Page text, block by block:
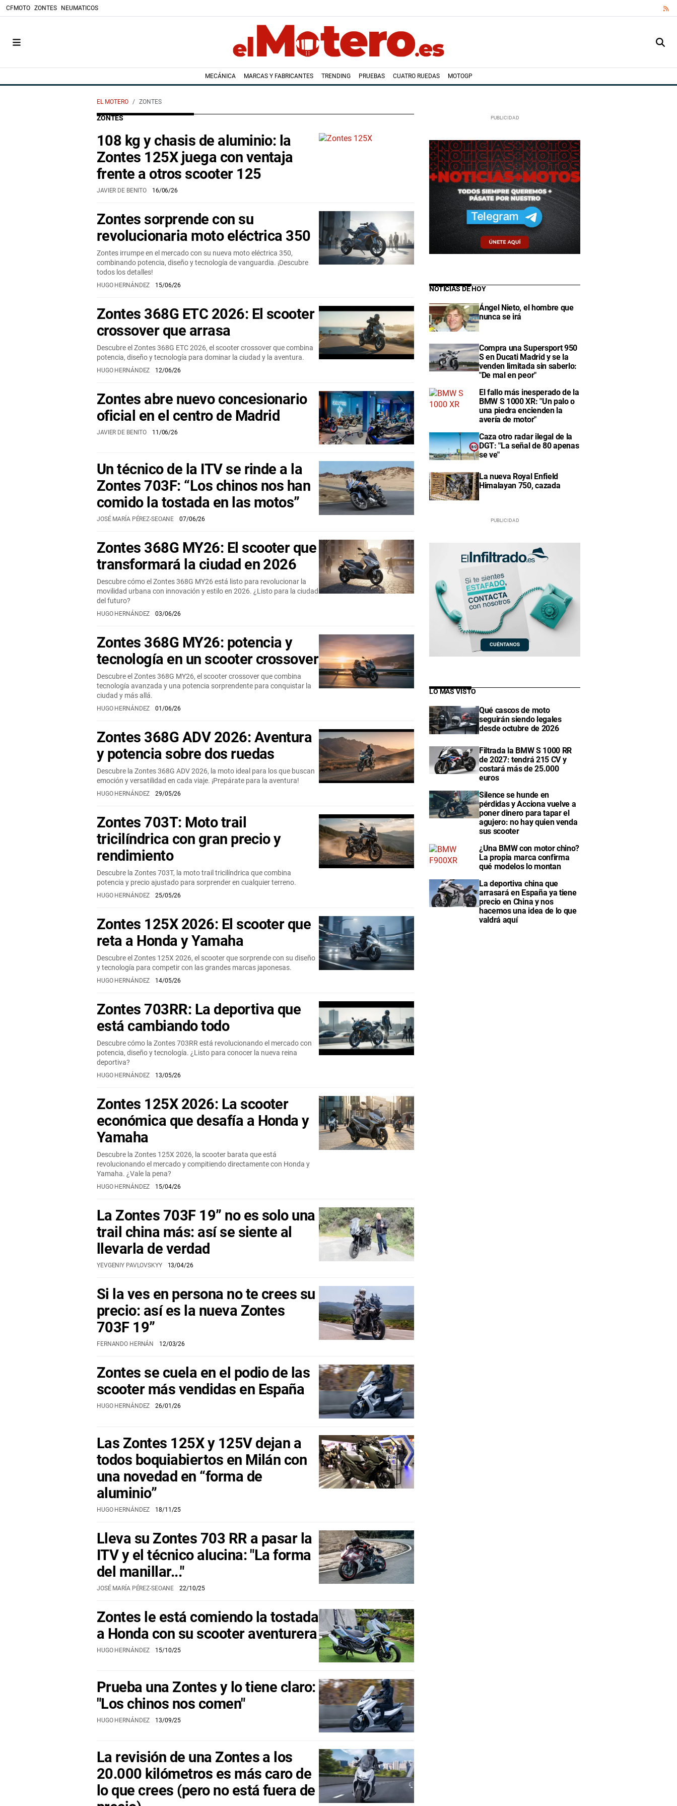
CFMOTO ZONTES NEUMATICOS
MECÁNICA MARCAS Y FABRICANTES TRENDING PRUEBAS CUATRO RUEDAS MOTOGP
EL MOTERO ZONTES
ZONTES
108 kg y chasis de aluminio: la
Zontes 125X juega con ventaja
frente a otros scooter 125
JAVIER DE BENITO 16/06/26
Zontes sorprende con su
revolucionaria moto eléctrica 350
Zontes irrumpe en el mercado con su nueva moto eléctrica 350,
combinando potencia, diseño y tecnología de vanguardia. ¡Descubre
todos los detalles!
HUGO HERNÁNDEZ 15/06/26
Zontes 368G ETC 2026: El scooter
crossover que arrasa
Descubre el Zontes 368G ETC 2026, el scooter crossover que combina
potencia, diseño y tecnología para dominar la ciudad y la aventura.
HUGO HERNÁNDEZ 12/06/26
Zontes abre nuevo concesionario
oficial en el centro de Madrid
JAVIER DE BENITO 11/06/26
Un técnico de la ITV se rinde a la
Zontes 703F: “Los chinos nos han
comido la tostada en las motos”
JOSÉ MARÍA PÉREZ-SEOANE 07/06/26
Zontes 368G MY26: El scooter que
transformará la ciudad en 2026
Descubre cómo el Zontes 368G MY26 está listo para revolucionar la
movilidad urbana con innovación y estilo en 2026. ¿Listo para la ciudad
del futuro?
HUGO HERNÁNDEZ 03/06/26
Zontes 368G MY26: potencia y
tecnología en un scooter crossover
Descubre el Zontes 368G MY26, el scooter crossover que combina
tecnología avanzada y una potencia sorprendente para conquistar la
ciudad y más allá.
HUGO HERNÁNDEZ 01/06/26
Zontes 368G ADV 2026: Aventura
y potencia sobre dos ruedas
Descubre la Zontes 368G ADV 2026, la moto ideal para los que buscan
emoción y versatilidad en cada viaje. ¡Prepárate para la aventura!
HUGO HERNÁNDEZ 29/05/26
Zontes 703T: Moto trail
tricilíndrica con gran precio y
rendimiento
Descubre la Zontes 703T, la moto trail tricilíndrica que combina
potencia y precio ajustado para sorprender en cualquier terreno.
HUGO HERNÁNDEZ 25/05/26
Zontes 125X 2026: El scooter que
reta a Honda y Yamaha
Descubre el Zontes 125X 2026, el scooter que sorprende con su diseño
y tecnología para competir con las grandes marcas japonesas.
HUGO HERNÁNDEZ 14/05/26
Zontes 703RR: La deportiva que
está cambiando todo
Descubre cómo la Zontes 703RR está revolucionando el mercado con
potencia, diseño y tecnología. ¿Listo para conocer la nueva reina
deportiva?
HUGO HERNÁNDEZ 13/05/26
Zontes 125X 2026: La scooter
económica que desafía a Honda y
Yamaha
Descubre la Zontes 125X 2026, la scooter barata que está
revolucionando el mercado y compitiendo directamente con Honda y
Yamaha. ¿Vale la pena?
HUGO HERNÁNDEZ 15/04/26
La Zontes 703F 19” no es solo una
trail china más: así se siente al
llevarla de verdad
YEVGENIY PAVLOVSKYY 13/04/26
Si la ves en persona no te crees su
precio: así es la nueva Zontes
703F 19”
FERNANDO HERNÁN 12/03/26
Zontes se cuela en el podio de las
scooter más vendidas en España
HUGO HERNÁNDEZ 26/01/26
Las Zontes 125X y 125V dejan a
todos boquiabiertos en Milán con
una novedad en “forma de
aluminio”
HUGO HERNÁNDEZ 18/11/25
Lleva su Zontes 703 RR a pasar la
ITV y el técnico alucina: "La forma
del manillar..."
JOSÉ MARÍA PÉREZ-SEOANE 22/10/25
Zontes le está comiendo la tostada
a Honda con su scooter aventurera
HUGO HERNÁNDEZ 15/10/25
Prueba una Zontes y lo tiene claro:
"Los chinos nos comen"
HUGO HERNÁNDEZ 13/09/25
La revisión de una Zontes a los
20.000 kilómetros es más caro de
lo que crees (pero no está fuera de
NOTICIAS DE HOY
Ángel Nieto, el hombre que
nunca se irá
Compra una Supersport 950
S en Ducati Madrid y se la
venden limitada sin saberlo:
"De mal en peor"
El fallo más inesperado de la
BMW S 1000 XR: "Un palo o
una piedra encienden la
avería de motor"
Caza otro radar ilegal de la
DGT: "La señal de 80 apenas
se ve"
La nueva Royal Enfield
Himalayan 750, cazada
LO MÁS VISTO
Qué cascos de moto
seguirán siendo legales
desde octubre de 2026
Filtrada la BMW S 1000 RR
de 2027: tendrá 215 CV y
costará más de 25.000
euros
Silence se hunde en
pérdidas y Acciona vuelve a
poner dinero para tapar el
agujero: no hay quien venda
sus scooter
¿Una BMW con motor chino?
La propia marca confirma
qué modelos lo montan
La deportiva china que
arrasará en España ya tiene
precio en China y nos
hacemos una idea de lo que
valdrá aquí